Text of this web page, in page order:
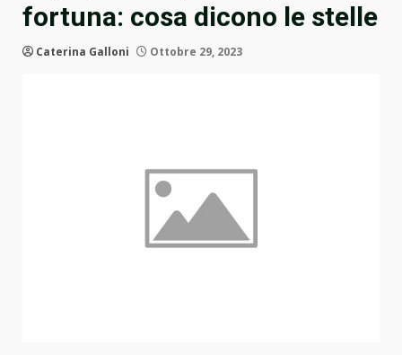
fortuna: cosa dicono le stelle
Caterina Galloni Ottobre 29, 2023